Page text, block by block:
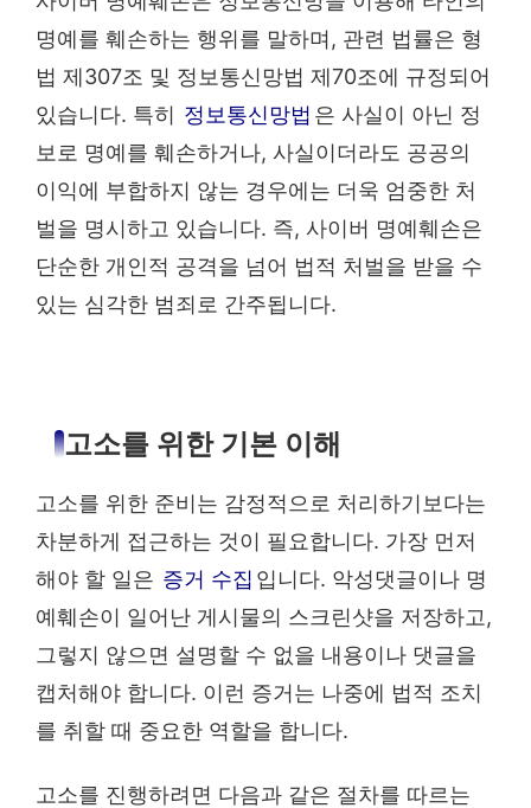
명예를 훼손하는 행위를 말하며, 관련 법률은 형
법 제307조 및 정보통신망법 제70조에 규정되어
있습니다. 특히 정보통신망법 은 사실이 아닌 정
보로 명예를 훼손하거나, 사실이더라도 공공의
이익에 부합하지 않는 경우에는 더욱 엄중한 처
벌을 명시하고 있습니다. 즉, 사이버 명예훼손은
단순한 개인적 공격을 넘어 법적 처벌을 받을 수
있는 심각한 범죄로 간주됩니다.
고소를 위한 기본 이해
고소를 위한 준비는 감정적으로 처리하기보다는
차분하게 접근하는 것이 필요합니다. 가장 먼저
해야 할 일은 증거 수집 입니다. 악성댓글이나 명
예훼손이 일어난 게시물의 스크린샷을 저장하고,
그렇지 않으면 설명할 수 없을 내용이나 댓글을
캡처해야 합니다. 이런 증거는 나중에 법적 조치
를 취할 때 중요한 역할을 합니다.
고소를 진행하려면 다음과 같은 절차를 따르는